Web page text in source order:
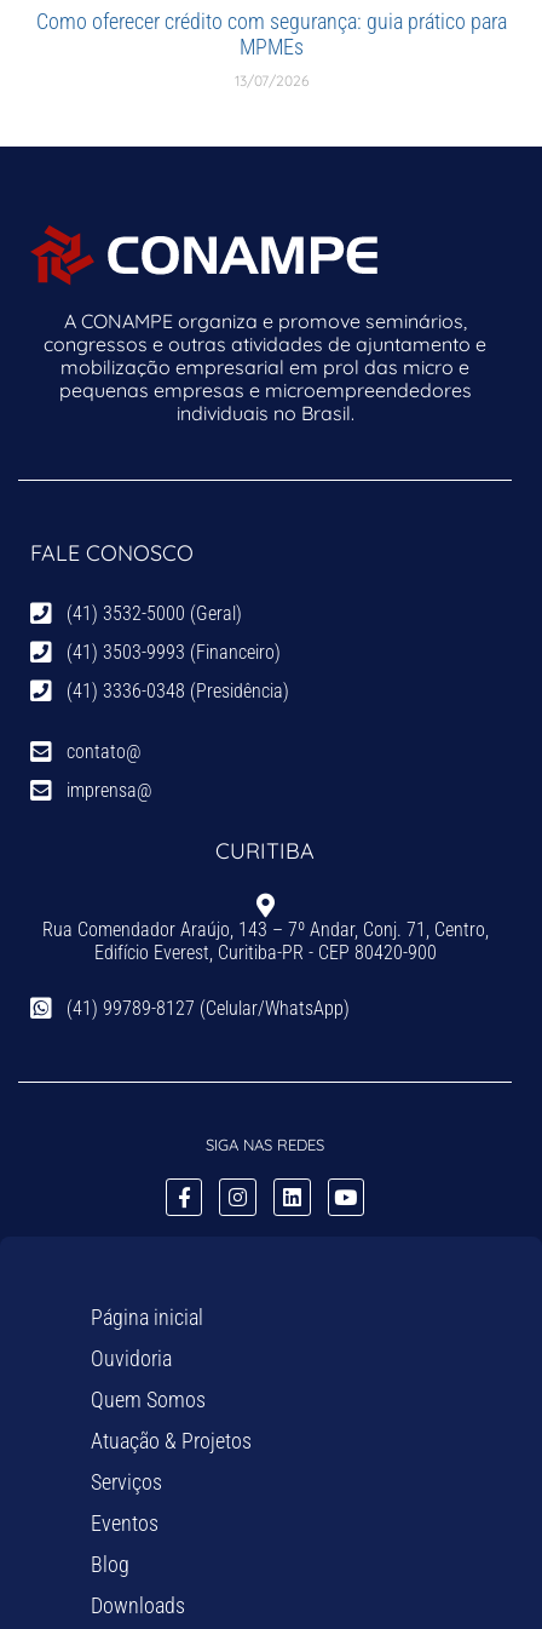
Como oferecer crédito com segurança: guia prático para
MPMEs
13/07/2026
A CONAMPE organiza e promove seminários,
congressos e outras atividades de ajuntamento e
mobilização empresarial em prol das micro e
pequenas empresas e microempreendedores
individuais no Brasil.
FALE CONOSCO
(41) 3532-5000 (Geral)
(41) 3503-9993 (Financeiro)
(41) 3336-0348 (Presidência)
contato@
imprensa@
CURITIBA
Rua Comendador Araújo, 143 – 7º Andar, Conj. 71, Centro,
Edifício Everest, Curitiba-PR - CEP 80420-900
(41) 99789-8127 (Celular/WhatsApp)
SIGA NAS REDES
Página inicial
Ouvidoria
Quem Somos
Atuação & Projetos
Serviços
Eventos
Blog
Downloads